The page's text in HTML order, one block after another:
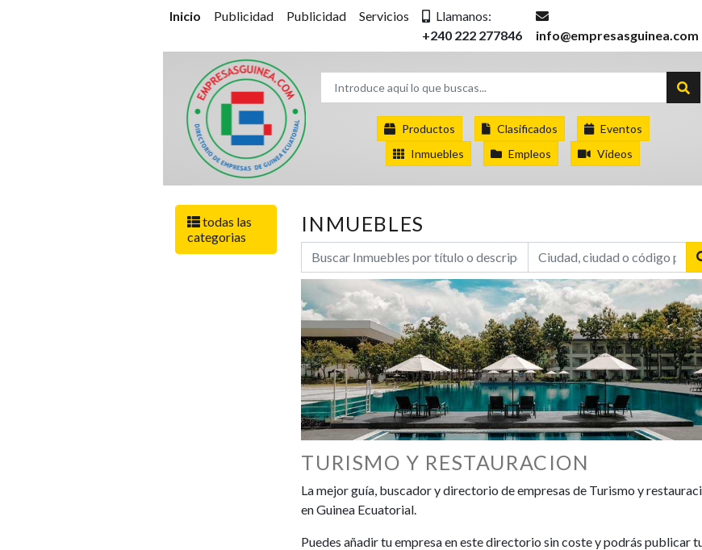
Inicio Publicidad Publicidad Servicios
Llamanos:
+240 222 277846
info@empresasguinea.com
Productos Clasificados
Eventos
Inmuebles
Empleos Videos
todas las
categorias
INMUEBLES
TURISMO Y RESTAURACION
La mejor guí­a, buscador y directorio de empresas de Turismo y
en Guinea Ecuatorial.
Puedes añadir tu empresa en este directorio sin coste y podrás publicar